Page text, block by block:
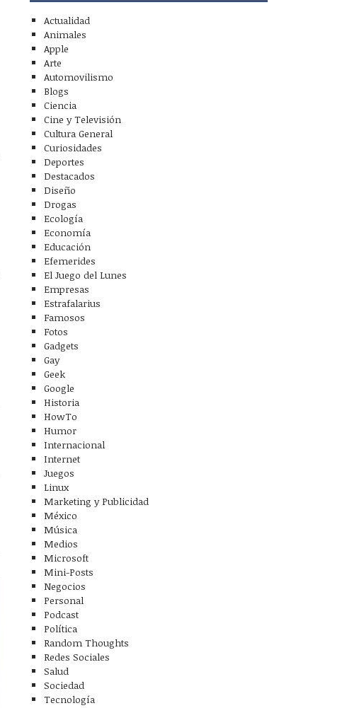
Solsticio urbano en
Manhattan
Actualidad
Animales
Apple
Arte
Automovilismo
Blogs
Ciencia
Cine y Televisión
Cultura General
Curiosidades
Deportes
Destacados
Diseño
Drogas
Ecología
Economía
Educación
Efemerides
El Juego del Lunes
Empresas
Estrafalarius
Famosos
Fotos
Gadgets
Gay
Geek
Google
Historia
HowTo
Humor
Internacional
Internet
Juegos
Linux
Marketing y Publicidad
México
Música
Medios
Microsoft
Mini-Posts
Negocios
Personal
Podcast
Política
Random Thoughts
Redes Sociales
Salud
Sociedad
Tecnología